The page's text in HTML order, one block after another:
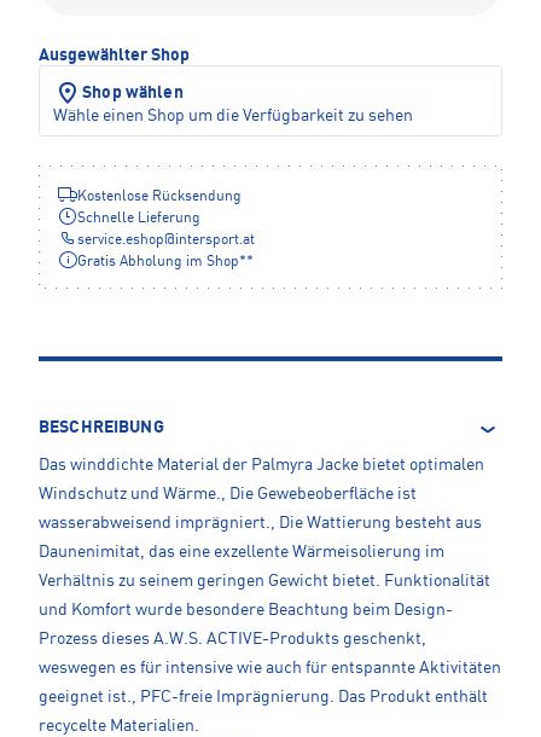
Ausgewählter Shop
Shop wählen
Wähle einen Shop um die Verfügbarkeit zu sehen
Kostenlose Rücksendung
Schnelle Lieferung
service.eshop@ intersport.at
Gratis Abholung im Shop**
BESCHREIBUNG
Das winddichte Material der Palmyra Jacke bietet optimalen
Windschutz und Wärme., Die Gewebeoberfläche ist
wasserabweisend imprägniert., Die Wattierung besteht aus
Daunenimitat, das eine exzellente Wärmeisolierung im
Verhältnis zu seinem geringen Gewicht bietet. Funktionalität
und Komfort wurde besondere Beachtung beim Design-
Prozess dieses A.W.S. ACTIVE-Produkts geschenkt,
weswegen es für intensive wie auch für entspannte Aktivitäten
geeignet ist., PFC-freie Imprägnierung. Das Produkt enthält
recycelte Materialien.